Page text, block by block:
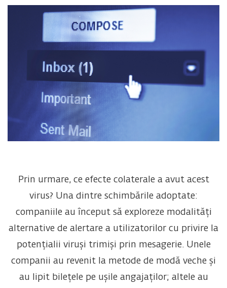
Prin urmare, ce efecte colaterale a avut acest
virus? Una dintre schimbările adoptate:
companiile au început să exploreze modalități
alternative de alertare a utilizatorilor cu privire la
potențialii viruși trimiși prin mesagerie. Unele
companii au revenit la metode de modă veche și
au lipit bilețele pe ușile angajaților; altele au